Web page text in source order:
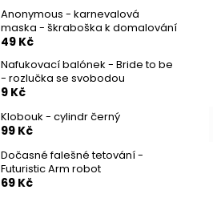
Anonymous - karnevalová
maska - škraboška k domalování
49 Kč
Nafukovací balónek - Bride to be
- rozlučka se svobodou
9 Kč
Klobouk - cylindr černý
99 Kč
Dočasné falešné tetování -
Futuristic Arm robot
69 Kč